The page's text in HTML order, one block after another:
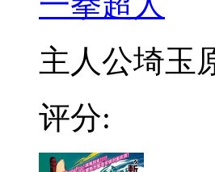
主人公埼玉
评分: